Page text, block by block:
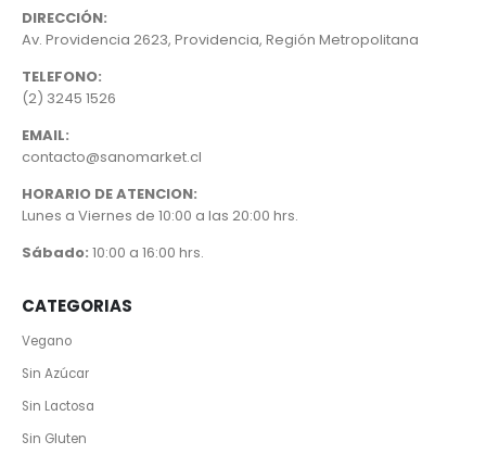
DIRECCIÓN:
Av. Providencia 2623, Providencia, Región Metropolitana
TELEFONO:
(2) 3245 1526
EMAIL:
contacto@sanomarket.cl
HORARIO DE ATENCION:
Lunes a Viernes de 10:00 a las 20:00 hrs.
Sábado: 10:00 a 16:00 hrs.
CATEGORIAS
Vegano
Sin Azúcar
Sin Lactosa
Sin Gluten